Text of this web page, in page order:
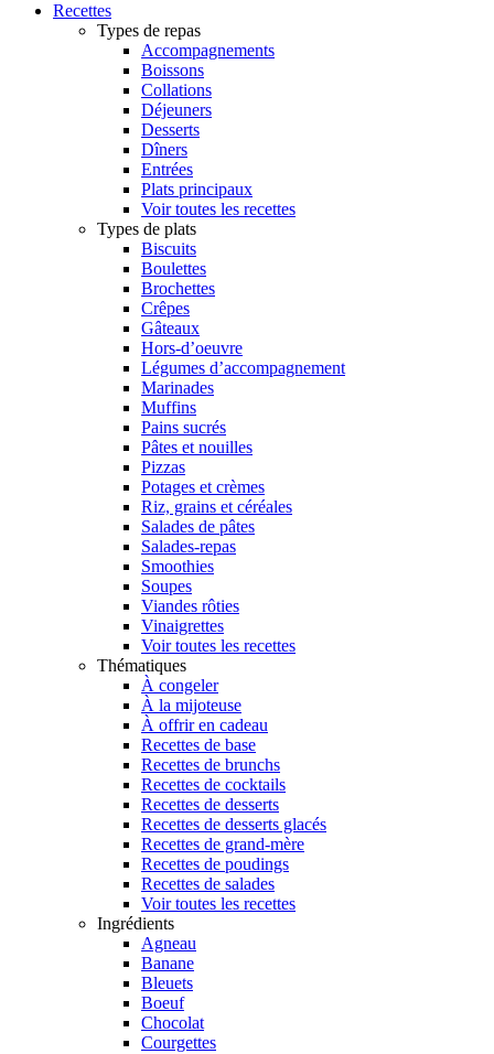
Recettes
Types de repas
Accompagnements
Boissons
Collations
Déjeuners
Desserts
Dîners
Entrées
Plats principaux
Voir toutes les recettes
Types de plats
Biscuits
Boulettes
Brochettes
Crêpes
Gâteaux
Hors-d’oeuvre
Légumes d’accompagnement
Marinades
Muffins
Pains sucrés
Pâtes et nouilles
Pizzas
Potages et crèmes
Riz, grains et céréales
Salades de pâtes
Salades-repas
Smoothies
Soupes
Viandes rôties
Vinaigrettes
Voir toutes les recettes
Thématiques
À congeler
À la mijoteuse
À offrir en cadeau
Recettes de base
Recettes de brunchs
Recettes de cocktails
Recettes de desserts
Recettes de desserts glacés
Recettes de grand-mère
Recettes de poudings
Recettes de salades
Voir toutes les recettes
Ingrédients
Agneau
Banane
Bleuets
Boeuf
Chocolat
Courgettes